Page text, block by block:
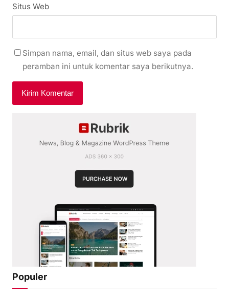
Situs Web
Simpan nama, email, dan situs web saya pada
peramban ini untuk komentar saya berikutnya.
Populer